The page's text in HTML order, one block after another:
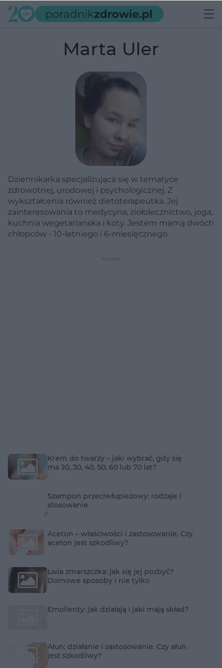
Marta Uler
Dziennikarka specjalizująca się w tematyce
zdrowotnej, urodowej i psychologicznej. Z
wykształcenia również dietoterapeutka. Jej
zainteresowania to medycyna, ziołolecznictwo, joga,
kuchnia wegetariańska i koty. Jestem mamą dwóch
chłopców - 10-letniego i 6-miesięcznego.
Krem do twarzy – jaki wybrać, gdy się
ma 20, 30, 40, 50, 60 lub 70 lat?
Szampon przeciwłupieżowy: rodzaje i
stosowanie
Aceton – właściwości i zastosowanie. Czy
aceton jest szkodliwy?
Lwia zmarszczka: jak się jej pozbyć?
Domowe sposoby i nie tylko
Emolienty: jak działają i jaki mają skład?
Ałun: działanie i zastosowanie. Czy ałun
jest szkodliwy?